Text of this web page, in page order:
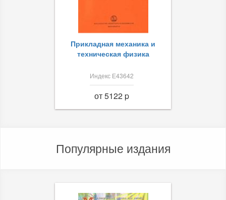
Прикладная механика и
техническая физика
Индекс Е43642
от 5122 p
Популярные издания